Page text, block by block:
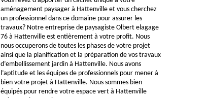
aménagement paysager à Hattenville et vous cherchez
un professionnel dans ce domaine pour assurer les
travaux? Notre entreprise de paysagiste Olbert elagage
76 à Hattenville est entièrement à votre profit. Nous
nous occuperons de toutes les phases de votre projet
ainsi que la planification et la préparation de vos travaux
d’embellissement jardin à Hattenville. Nous avons
l’aptitude et les équipes de professionnels pour mener à
bien votre projet à Hattenville. Nous sommes bien
équipés pour rendre votre espace vert à Hattenville